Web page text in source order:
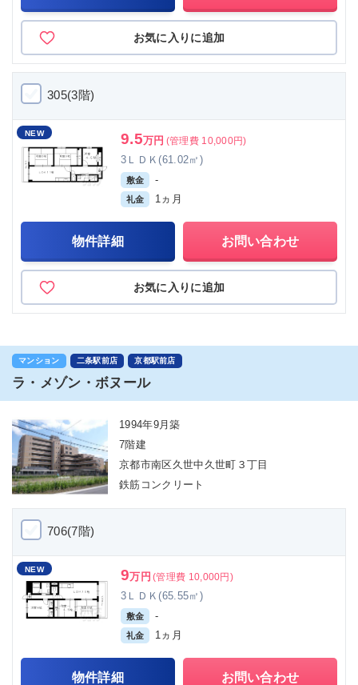
お気に入りに追加
305(3階)
NEW 9.5万円 (管理費 10,000円)
3ＬＤＫ(61.02㎡)
敷金 -
礼金 1ヵ月
物件詳細 お問い合わせ
お気に入りに追加
マンション 二条駅前店 京都駅前店
ラ・メゾン・ボヌール
1994年9月築
7階建
京都市南区久世中久世町３丁目
鉄筋コンクリート
706(7階)
NEW 9万円 (管理費 10,000円)
3ＬＤＫ(65.55㎡)
敷金 -
礼金 1ヵ月
物件詳細 お問い合わせ